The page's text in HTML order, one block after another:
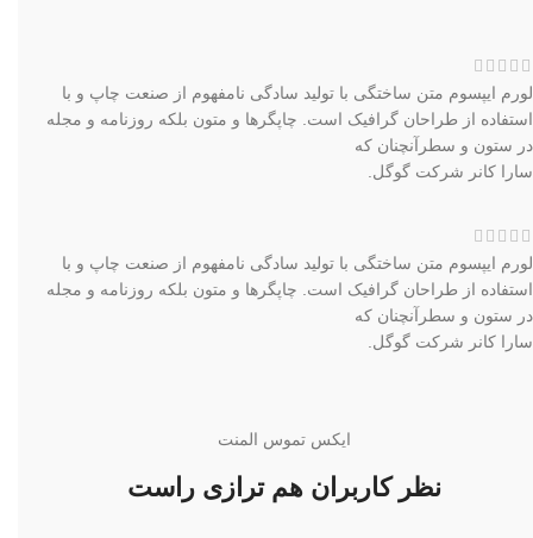
لورم ایپسوم متن ساختگی با تولید سادگی نامفهوم از صنعت چاپ و با
استفاده از طراحان گرافیک است. چاپگرها و متون بلکه روزنامه و مجله
در ستون و سطرآنچنان که
سارا کانر شرکت گوگل.
لورم ایپسوم متن ساختگی با تولید سادگی نامفهوم از صنعت چاپ و با
استفاده از طراحان گرافیک است. چاپگرها و متون بلکه روزنامه و مجله
در ستون و سطرآنچنان که
سارا کانر شرکت گوگل.
ایکس تموس المنت
نظر کاربران هم ترازی راست